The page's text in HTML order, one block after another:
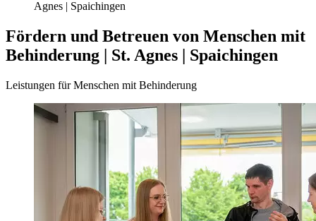
Agnes | Spaichingen
Fördern und Betreuen von Menschen mit
Behinderung | St. Agnes | Spaichingen
Leistungen für Menschen mit Behinderung